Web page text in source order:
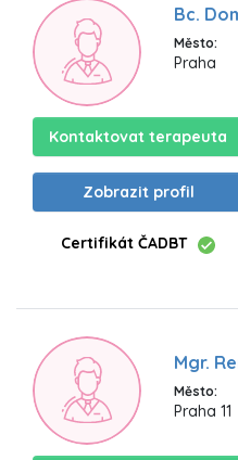
Bc.
Město:
Praha
Kontaktovat terapeuta
Zobrazit profil
Certifikát ČADBT
Mgr.
Město:
Praha 11